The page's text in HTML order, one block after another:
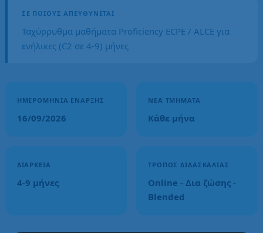
ΣΕ ΠΟΙΟΥΣ ΑΠΕΥΘΎΝΕΤΑΙ
Ταχύρρυθμα μαθήματα Proficiency ECPE / ALCE για
ενήλικες (C2 σε 4-9) μήνες
ΗΜΕΡΟΜΗΝΊΑ ΈΝΑΡΞΗΣ
16/09/2026
ΝΈΑ ΤΜΉΜΑΤΑ
Κάθε μήνα
ΔΙΆΡΚΕΙΑ
4-9 μήνες
ΤΡΌΠΟΣ ΔΙΔΑΣΚΑΛΊΑΣ
Οnline - Δια ζώσης -
Blended